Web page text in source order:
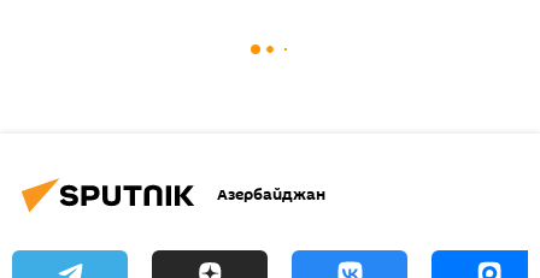
Азербайджан